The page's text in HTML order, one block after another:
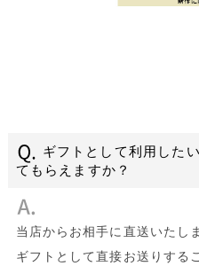
ギフトとして利用した
てもらえますか？
当店からお相手に直送いたし
ギフトとして直接お送りする